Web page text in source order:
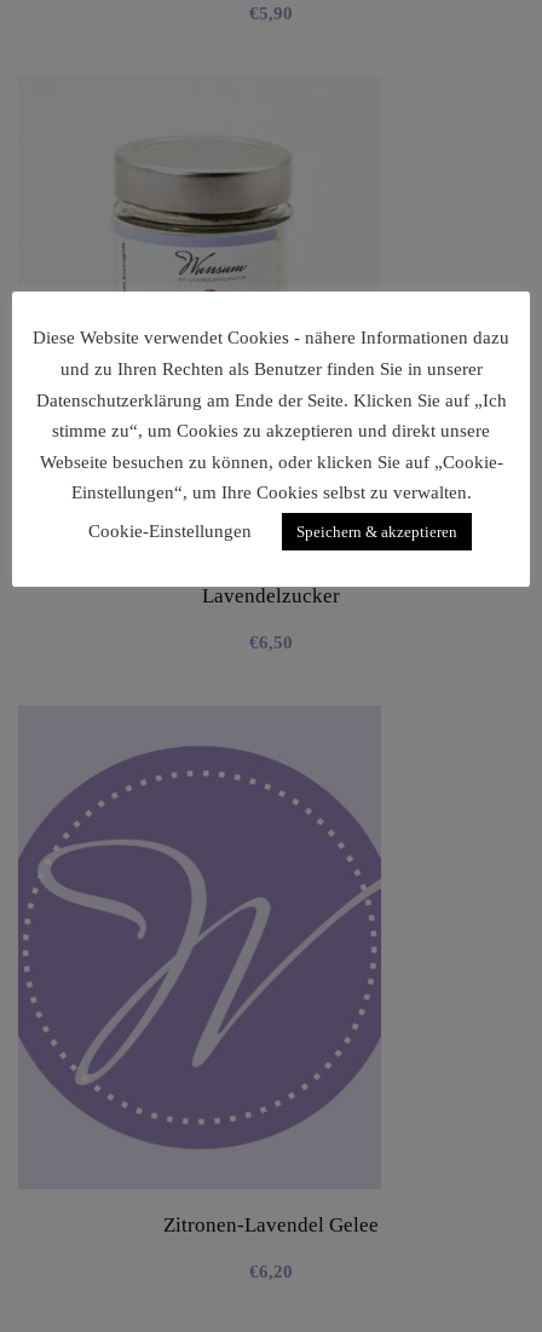
€5,90
Lavendelzucker
€6,50
Zitronen-Lavendel Gelee
€6,20
Diese Website verwendet Cookies - nähere Informationen dazu
und zu Ihren Rechten als Benutzer finden Sie in unserer
Datenschutzerklärung am Ende der Seite. Klicken Sie auf „Ich
stimme zu“, um Cookies zu akzeptieren und direkt unsere
Webseite besuchen zu können, oder klicken Sie auf „Cookie-
Einstellungen“, um Ihre Cookies selbst zu verwalten.
Cookie-Einstellungen
Speichern & akzeptieren